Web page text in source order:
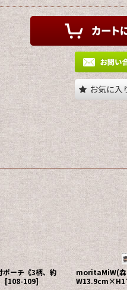
お気に入
ーチ《3柄、約
[108-109]
moritaMiW(森